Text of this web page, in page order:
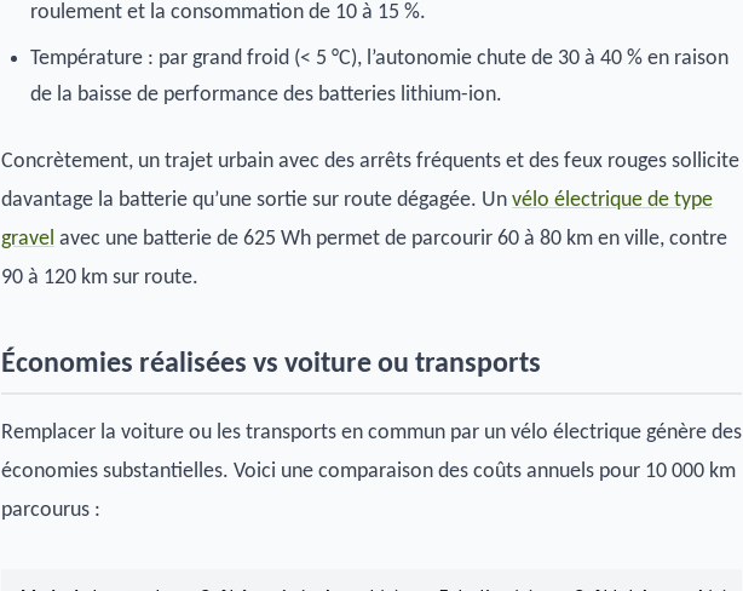
roulement et la consommation de 10 à 15 %.
Température : par grand froid (< 5 °C), l’autonomie chute de 30 à 40 % en raison
de la baisse de performance des batteries lithium-ion.
Concrètement, un trajet urbain avec des arrêts fréquents et des feux rouges sollicite
davantage la batterie qu’une sortie sur route dégagée. Un vélo électrique de type
gravel avec une batterie de 625 Wh permet de parcourir 60 à 80 km en ville, contre
90 à 120 km sur route.
Économies réalisées vs voiture ou transports
Remplacer la voiture ou les transports en commun par un vélo électrique génère des
économies substantielles. Voici une comparaison des coûts annuels pour 10 000 km
parcourus :